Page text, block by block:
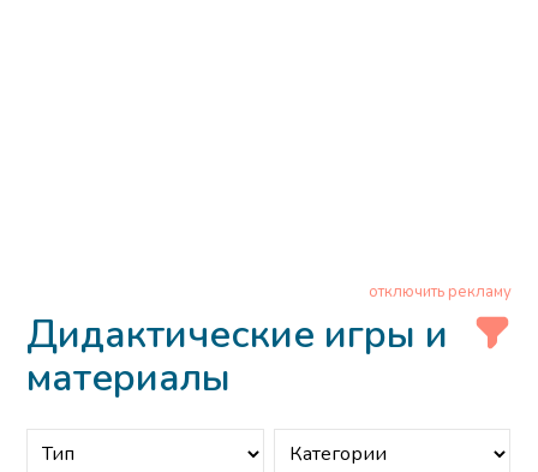
отключить рекламу
Дидактические игры и
материалы